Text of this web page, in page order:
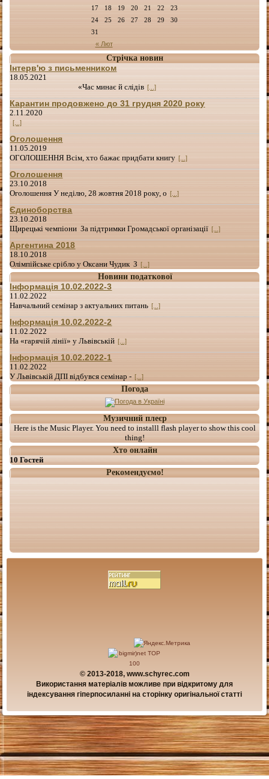
« Лют
17
18 19 20 21 22
23
24
25 26 27 28 29
30
31
Стрічка новин
Інтерв'ю з письменником
18.05.2021
«Час минає й слідів [...]
Карантин продовжено до 31 грудня 2020 року
2.11.2020
[...]
Оголошення
11.05.2019
ОГОЛОШЕННЯ Всім, хто бажає придбати книгу [...]
Оголошення
23.10.2018
Оголошення У неділю, 28 жовтня 2018 року, о [...]
Єдиноборства
23.10.2018
Щирецькі чемпіони За підтримки Громадської організації [...]
Аргентина 2018
18.10.2018
Олімпійське срібло у Оксани Чудик З [...]
Новини податкової
Інформація 10.02.2022-3
11.02.2022
Навчальний семінар з актуальних питань [...]
Інформація 10.02.2022-2
11.02.2022
На «гарячій лінії» у Львівській [...]
Інформація 10.02.2022-1
11.02.2022
У Львівській ДПІ відбувся семінар - [...]
Погода
Музичний плеєр
Here is the Music Player. You need to installl flash player to show this cool
thing!
Хто онлайн
10 Гостей
Рекомендуємо!
© 2013-2018, www.schyrec.com
Використання матеріалів можливе при відкритому для
індексування гіперпосиланні на сторінку оригінальної статті